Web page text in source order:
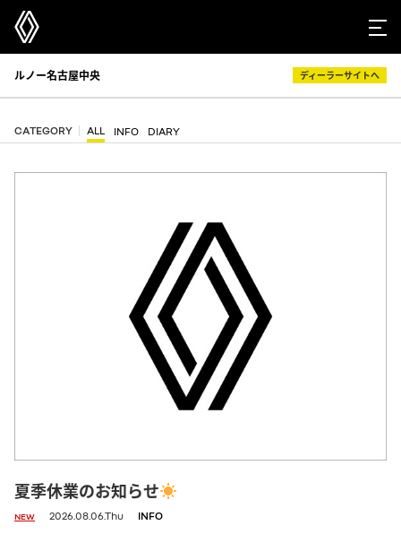
ルノー名古屋中央 ディーラーサイトへ
CATEGORY ALL INFO DIARY
夏季休業のお知らせ
NEW 2026.08.06.Thu INFO